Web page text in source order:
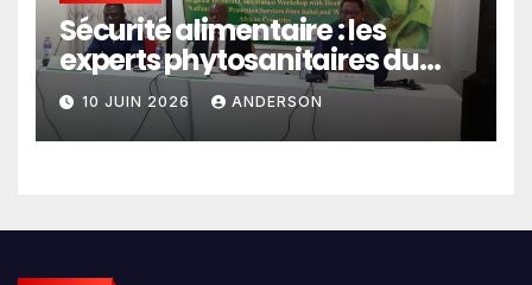
Sécurité alimentaire : les
experts phytosanitaires du
Sahel et d’Afrique de l’Ouest
en conclave à Lomé
10 JUIN 2026 ANDERSON